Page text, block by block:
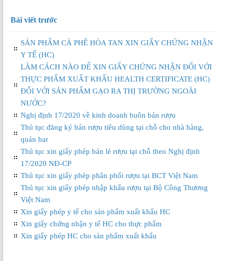
Bài viết trước
SẢN PHẨM CÀ PHÊ HÒA TAN XIN GIẤY CHỨNG NHẬN
Y TẾ (HC)
LÀM CÁCH NÀO ĐỂ XIN GIẤY CHỨNG NHẬN ĐỐI VỚI
THỰC PHẨM XUẤT KHẨU HEALTH CERTIFICATE (HC)
ĐỐI VỚI SẢN PHẨM GẠO RA THỊ TRƯỜNG NGOÀI
NƯỚC?
Nghị định 17/2020 về kinh doanh buôn bán rượu
Thủ tục đăng ký bán rượu tiêu dùng tại chỗ cho nhà hàng,
quán bar
Thủ tục xin giấy phép bán lẻ rượu tại chỗ theo Nghị định
17/2020 NĐ-CP
Thủ tục xin giấy phép phân phối rượu tại BCT Việt Nam
Thủ tục xin giấy phép nhập khẩu rượu tại Bộ Công Thương
Việt Nam
Xin giấy phép y tế cho sản phẩm xuất khẩu HC
Xin giấy chứng nhận y tế HC cho thực phẩm
Xin giấy phép HC cho sản phẩm xuất khẩu